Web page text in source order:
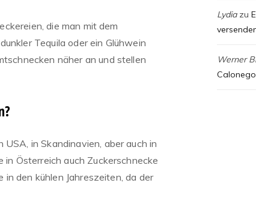
die man mit dem
Tequila oder ein Glühwein
näher an und stellen
in Skandinavien, aber auch in
Österreich auch Zuckerschnecke
den kühlen Jahreszeiten, da der
Lydiazu
Werner